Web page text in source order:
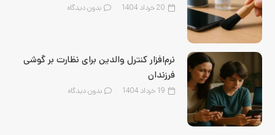
20 خرداد 1404 بدون دیدگاه
نرم‌افزار کنترل والدین برای نظارت بر گوشی
فرزندان
19 خرداد 1404 بدون دیدگاه